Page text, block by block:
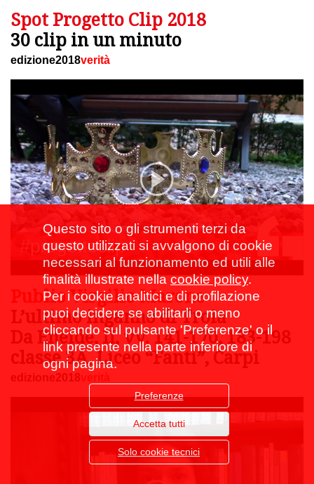
Spot Progetto Clip 2018
30 clip in un minuto
edizione2018verità
Publio Virgilio Marone
L’ultimo inganno di Troia
Da Eneide, II, vv. 141-170, 183-198
classe 3A, Liceo “Fanti”, Carpi
edizione2018verità
Questo sito o gli strumenti terzi da
questo utilizzati si avvalgono di cookie
necessari al funzionamento ed utili alle
finalità illustrate nellacookie policy.
Per i cookie analitici e di profilazione
puoi decidere se abilitarli o meno
cliccando sul pulsante 'Preferenze' o il
link presente nella parte inferiore di
ogni pagina.
Preferenze
Accetta tutti
Solo cookie tecnici